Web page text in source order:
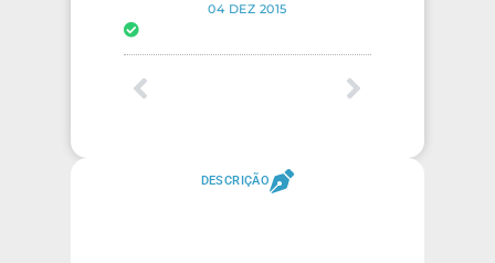
04 DEZ 2015
DESCRIÇÃO